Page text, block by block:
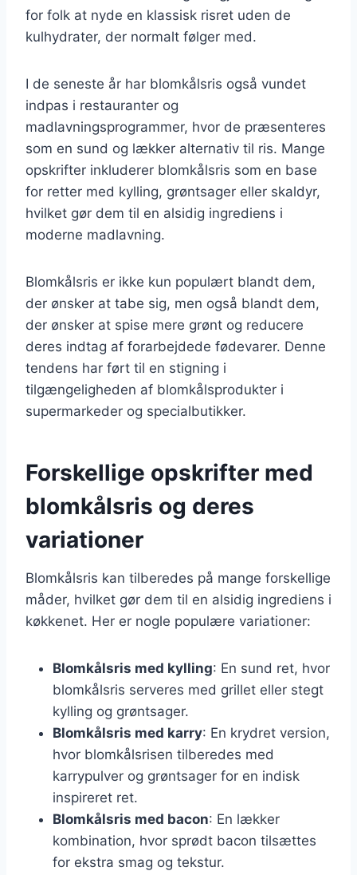
for folk at nyde en klassisk risret uden de
kulhydrater, der normalt følger med.
I de seneste år har blomkålsris også vundet
indpas i restauranter og
madlavningsprogrammer, hvor de præsenteres
som en sund og lækker alternativ til ris. Mange
opskrifter inkluderer blomkålsris som en base
for retter med kylling, grøntsager eller skaldyr,
hvilket gør dem til en alsidig ingrediens i
moderne madlavning.
Blomkålsris er ikke kun populært blandt dem,
der ønsker at tabe sig, men også blandt dem,
der ønsker at spise mere grønt og reducere
deres indtag af forarbejdede fødevarer. Denne
tendens har ført til en stigning i
tilgængeligheden af blomkålsprodukter i
supermarkeder og specialbutikker.
Forskellige opskrifter med
blomkålsris og deres
variationer
Blomkålsris kan tilberedes på mange forskellige
måder, hvilket gør dem til en alsidig ingrediens i
køkkenet. Her er nogle populære variationer:
Blomkålsris med kylling: En sund ret, hvor
blomkålsris serveres med grillet eller stegt
kylling og grøntsager.
Blomkålsris med karry: En krydret version,
hvor blomkålsrisen tilberedes med
karrypulver og grøntsager for en indisk
inspireret ret.
Blomkålsris med bacon: En lækker
kombination, hvor sprødt bacon tilsættes
for ekstra smag og tekstur.